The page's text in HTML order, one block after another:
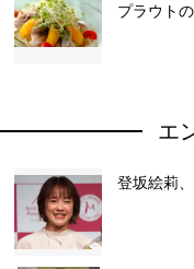
プラウト
エ
登坂絵莉